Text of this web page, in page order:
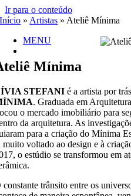
Ir para o conteúdo
MENU
Início » Artistas » Ateliê Mínima
Mínima
STEFANI é a artista por
. Graduada em
o mercado imobiliário para
da arquitetura. As
para a criação do Mínima
muito voltado ao design e à
o estúdio se transformou em
constante trânsito entre os